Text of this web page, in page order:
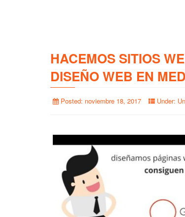
HACEMOS SITIOS
DISEÑO WEB EN
Posted: noviembre 18, 2017 Under: